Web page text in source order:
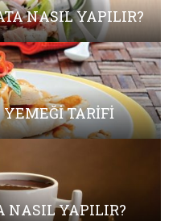
NASIL YAPILIR?
TARIFI
NASIL YAPILIR?